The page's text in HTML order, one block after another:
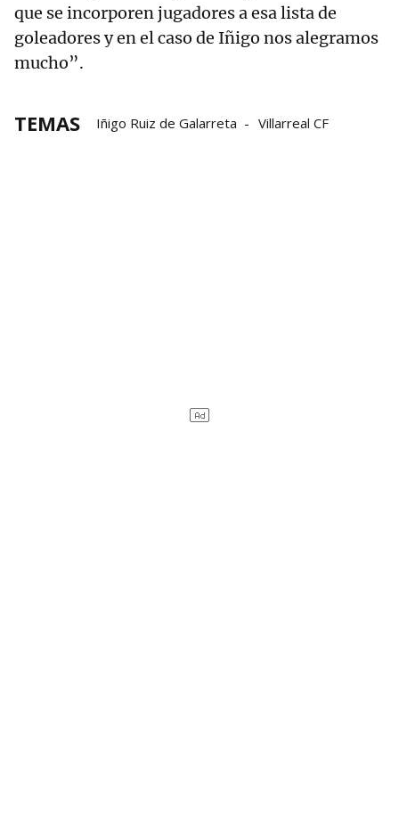
que se incorporen jugadores a esa lista de
goleadores y en el caso de Iñigo nos alegramos
mucho”.
TEMAS Iñigo Ruiz de Galarreta Villarreal CF